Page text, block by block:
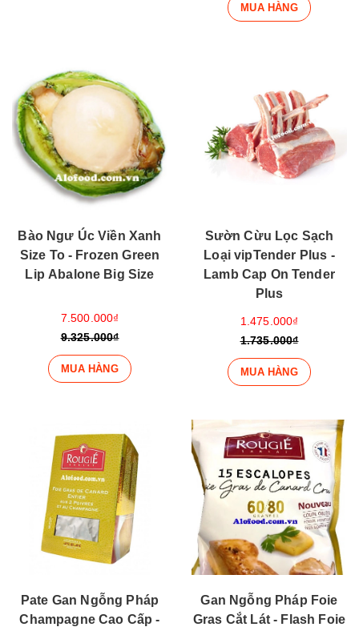
MUA HÀNG
Bào Ngư Úc Viền Xanh
Size To - Frozen Green
Lip Abalone Big Size
7.500.000₫
9.325.000₫
MUA HÀNG
Sườn Cừu Lọc Sạch
Loại vipTender Plus -
Lamb Cap On Tender
Plus
1.475.000₫
1.735.000₫
MUA HÀNG
Pate Gan Ngỗng Pháp
Champagne Cao Cấp -
Gan Ngỗng Pháp Foie
Gras Cắt Lát - Flash Foie